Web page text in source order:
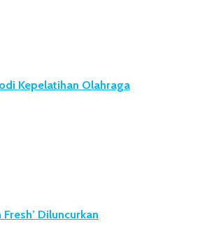
Kepelatihan Olahraga
Diluncurkan